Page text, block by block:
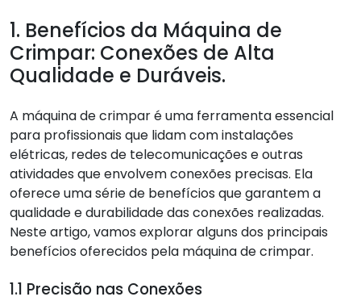
1. Benefícios da Máquina de
Crimpar: Conexões de Alta
Qualidade e Duráveis.
A máquina de crimpar é uma ferramenta essencial
para profissionais que lidam com instalações
elétricas, redes de telecomunicações e outras
atividades que envolvem conexões precisas. Ela
oferece uma série de benefícios que garantem a
qualidade e durabilidade das conexões realizadas.
Neste artigo, vamos explorar alguns dos principais
benefícios oferecidos pela máquina de crimpar.
1.1 Precisão nas Conexões